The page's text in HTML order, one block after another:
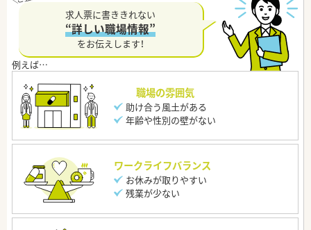
求人票に書ききれない
“詳しい職場情報”
をお伝えします！
職場の雰囲気
助け合う風土がある
年齢や性別の壁がない
ワークライフバランス
お休みが取りやすい
残業が少ない